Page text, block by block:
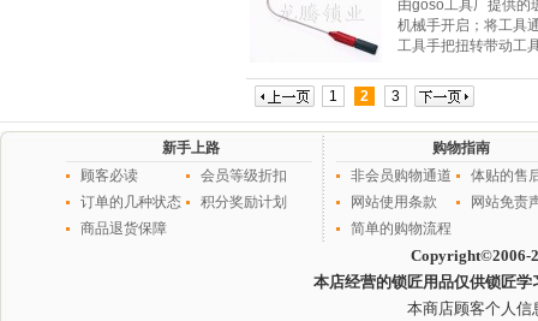
由goso工具厂提供的
机械手开启；将工具
工具手把扭转带动工
1 2 3
新手上路
顾客必读
会员等级折扣
订单的几种状态
积分奖励计划
商品退货保障
购物指南
非会员购物通道
体贴的售
网站使用条款
网站免责
简单的购物流程
Copyright©2006-
本店经营的锁匠用品仅供锁匠
本商店顾客个人信